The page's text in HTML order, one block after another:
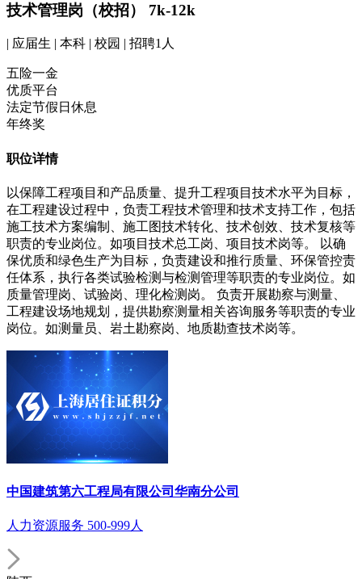
技术管理岗（校招） 7k-12k
| 应届生 | 本科 | 校园 | 招聘1人
五险一金
优质平台
法定节假日休息
年终奖
职位详情
以保障工程项目和产品质量、提升工程项目技术水平为目标，
在工程建设过程中，负责工程技术管理和技术支持工作，包括
施工技术方案编制、施工图技术转化、技术创效、技术复核等
职责的专业岗位。如项目技术总工岗、项目技术岗等。 以确
保优质和绿色生产为目标，负责建设和推行质量、环保管控责
任体系，执行各类试验检测与检测管理等职责的专业岗位。如
质量管理岗、试验岗、理化检测岗。 负责开展勘察与测量、
工程建设场地规划，提供勘察测量相关咨询服务等职责的专业
岗位。如测量员、岩土勘察岗、地质勘查技术岗等。
中国建筑第六工程局有限公司华南分公司
人力资源服务 500-999人